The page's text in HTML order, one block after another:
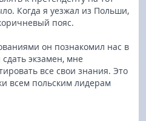
Когда я уезжал из Польши,
пояс.
он познакомил нас в
экзамен, мне
все свои знания. Это
всем польским лидерам